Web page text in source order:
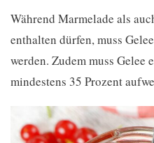
Während Marmelade als
enthalten dürfen, muss
werden. Zudem muss Gelee
mindestens 35 Prozent